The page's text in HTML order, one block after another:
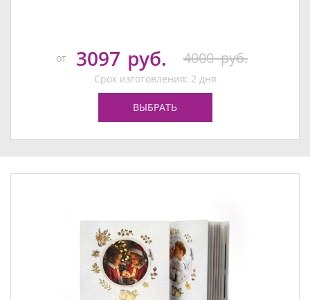
от 3097 руб. 4000 руб.
Срок изготовления: 2 дня
ВЫБРАТЬ